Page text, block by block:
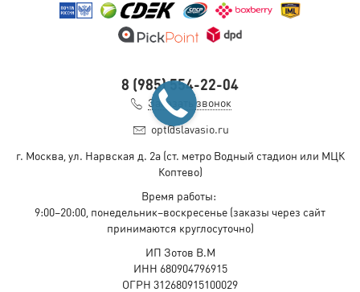
8 (985) 554-22-04
Заказать звонок
opt@slavasio.ru
г. Москва, ул. Нарвская д. 2а(ст. метро Водный стадион или МЦК
Коптево)
Время работы:
9:00–20:00, понедельник–воскресенье (заказы через сайт
принимаются круглосуточно)
ИП Зотов В.М
ИНН 680904796915
ОГРН 312680915100029